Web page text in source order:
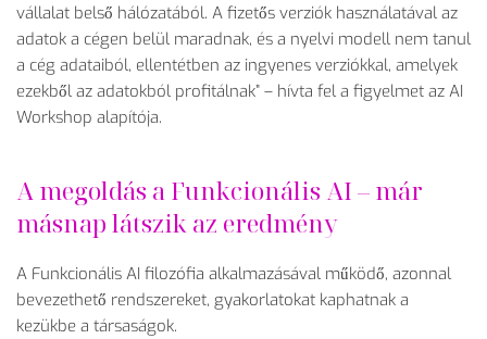
vállalat belső hálózatából. A fizetős verziók használatával az
adatok a cégen belül maradnak, és a nyelvi modell nem tanul
a cég adataiból, ellentétben az ingyenes verziókkal, amelyek
ezekből az adatokból profitálnak” – hívta fel a figyelmet az AI
Workshop alapítója.
A megoldás a Funkcionális AI – már
másnap látszik az eredmény
A Funkcionális AI filozófia alkalmazásával működő, azonnal
bevezethető rendszereket, gyakorlatokat kaphatnak a
kezükbe a társaságok.